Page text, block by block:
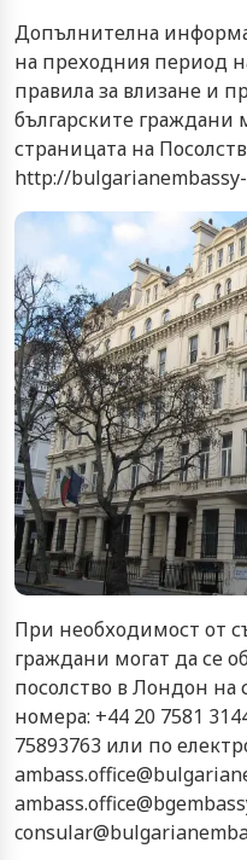
Допълнителна
на преходния период
правила за влизане и
българските граждани
страницата на
http://
При необходимост от
граждани могат да се
посолство в Лондон
номера: +44 20 7581
75893763 или по